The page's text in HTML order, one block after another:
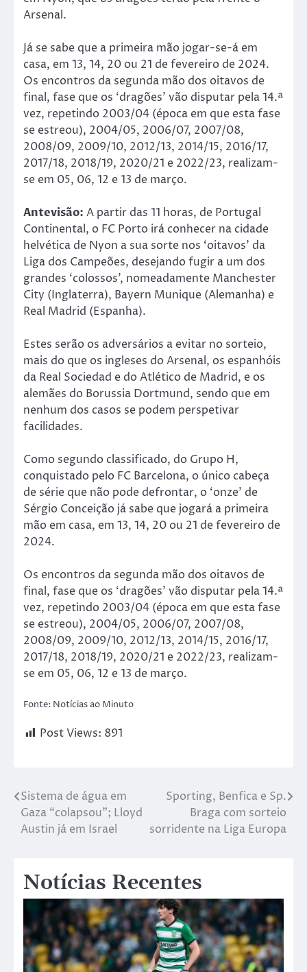
Arsenal.
Já se sabe que a primeira mão jogar-se-á em
casa, em 13, 14, 20 ou 21 de fevereiro de 2024.
Os encontros da segunda mão dos oitavos de
final, fase que os ‘dragões’ vão disputar pela 14.ª
vez, repetindo 2003/04 (época em que esta fase
se estreou), 2004/05, 2006/07, 2007/08,
2008/09, 2009/10, 2012/13, 2014/15, 2016/17,
2017/18, 2018/19, 2020/21 e 2022/23, realizam-
se em 05, 06, 12 e 13 de março.
Antevisão: A partir das 11 horas, de Portugal
Continental, o FC Porto irá conhecer na cidade
helvética de Nyon a sua sorte nos ‘oitavos’ da
Liga dos Campeões, desejando fugir a um dos
grandes ‘colossos’, nomeadamente Manchester
City (Inglaterra), Bayern Munique (Alemanha) e
Real Madrid (Espanha).
Estes serão os adversários a evitar no sorteio,
mais do que os ingleses do Arsenal, os espanhóis
da Real Sociedad e do Atlético de Madrid, e os
alemães do Borussia Dortmund, sendo que em
nenhum dos casos se podem perspetivar
facilidades.
Como segundo classificado, do Grupo H,
conquistado pelo FC Barcelona, o único cabeça
de série que não pode defrontar, o ‘onze’ de
Sérgio Conceição já sabe que jogará a primeira
mão em casa, em 13, 14, 20 ou 21 de fevereiro de
2024.
Os encontros da segunda mão dos oitavos de
final, fase que os ‘dragões’ vão disputar pela 14.ª
vez, repetindo 2003/04 (época em que esta fase
se estreou), 2004/05, 2006/07, 2007/08,
2008/09, 2009/10, 2012/13, 2014/15, 2016/17,
2017/18, 2018/19, 2020/21 e 2022/23, realizam-
se em 05, 06, 12 e 13 de março.
Fonte: Notícias ao Minuto
Post Views: 891
Sistema de água em
Gaza “colapsou”; Lloyd
Austin já em Israel
Sporting, Benfica e Sp.
Braga com sorteio
sorridente na Liga Europa
Notícias Recentes